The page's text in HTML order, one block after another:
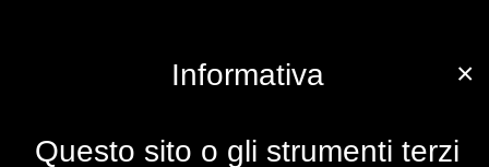
×
Informativa
Questo sito o gli strumenti terzi